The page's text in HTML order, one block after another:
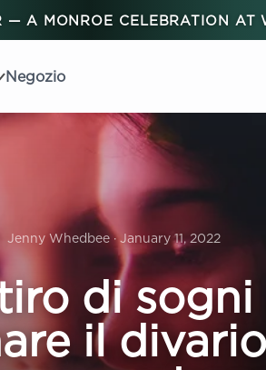
— A MONROE CELEBRATION AT
Negozio
Jenny Whedbee · January 11, 2022
di sogni
il